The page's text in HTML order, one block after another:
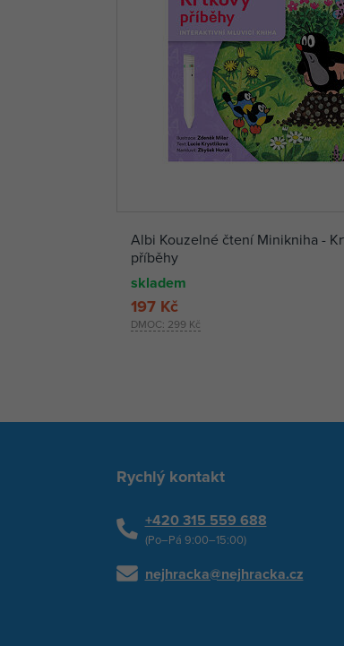
Albi Kouzelné čtení Minikniha -
příběhy
skladem
DMOC: 299 Kč
197 Kč
Rychlý kontakt
+420 315 559 688
(Po–Pá 9:00–15:00)
nejhracka@nejhracka.cz